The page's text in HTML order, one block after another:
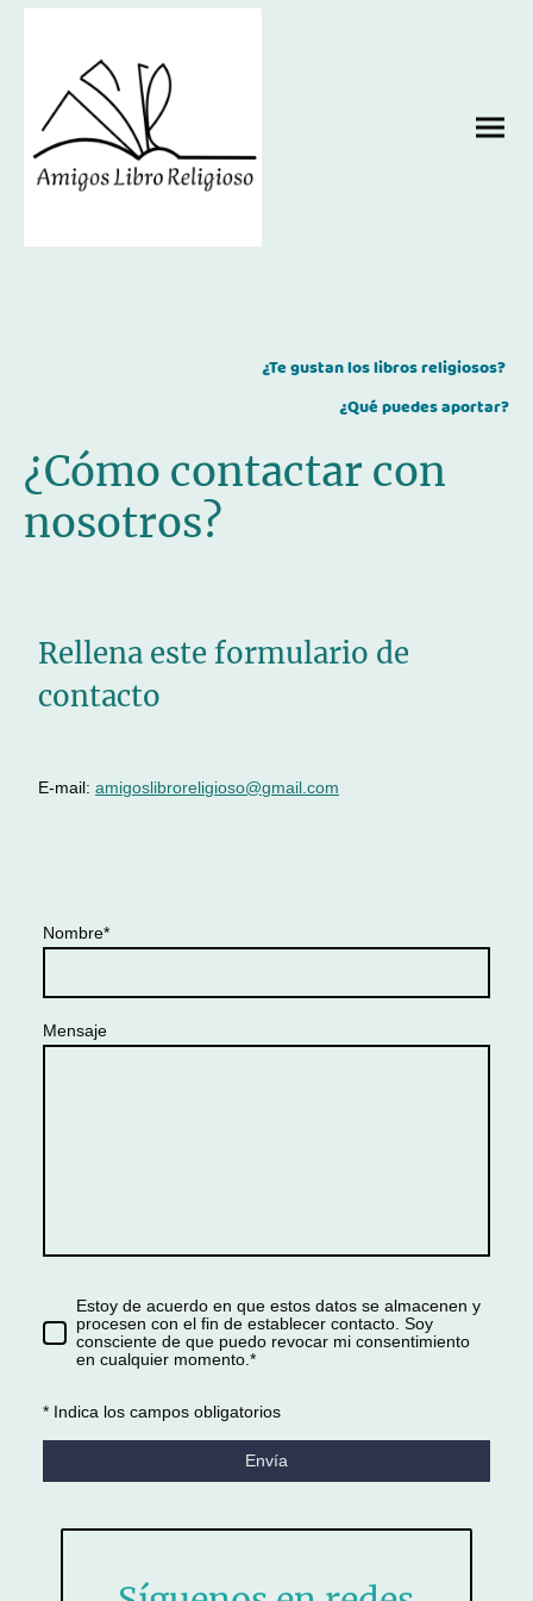
¿Te gustan los libros religiosos?
¿Qué puedes aportar?
¿Cómo contactar con
nosotros?
Rellena este formulario de
contacto
E-mail: amigoslibroreligioso@gmail.com
Nombre*
Mensaje
Estoy de acuerdo en que estos datos se almacenen y
procesen con el fin de establecer contacto. Soy
consciente de que puedo revocar mi consentimiento
en cualquier momento. *
* Indica los campos obligatorios
Envía